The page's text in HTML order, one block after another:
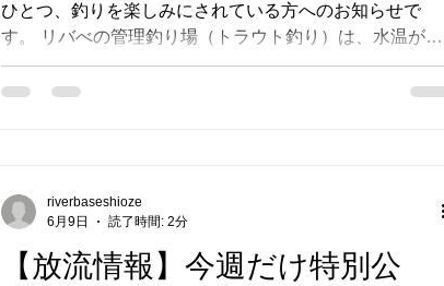
ひとつ、釣りを楽しみにされている方へのお知らせで
す。 リバべの管理釣り場（トラウト釣り）は、水温が上
がる夏のあいだお休みになります。毎年恒例の夏季クロ
ーズで、今年は6月末〜7月上旬CLOSE予定しています
れる日を数えてみると、意外と少ないかもしれません。
ちなみに魚は、シーズンを通してたっぷり入れてきたの
で、池にはまだまだたくさんいます。 だんだん渋くなっ
ていきますのでご来場はお早めに！ 🎣 今の釣れ方 水温が
【放流情報】今週だけ特別公
riverbaseshioze
6月9日
読了時間: 2分